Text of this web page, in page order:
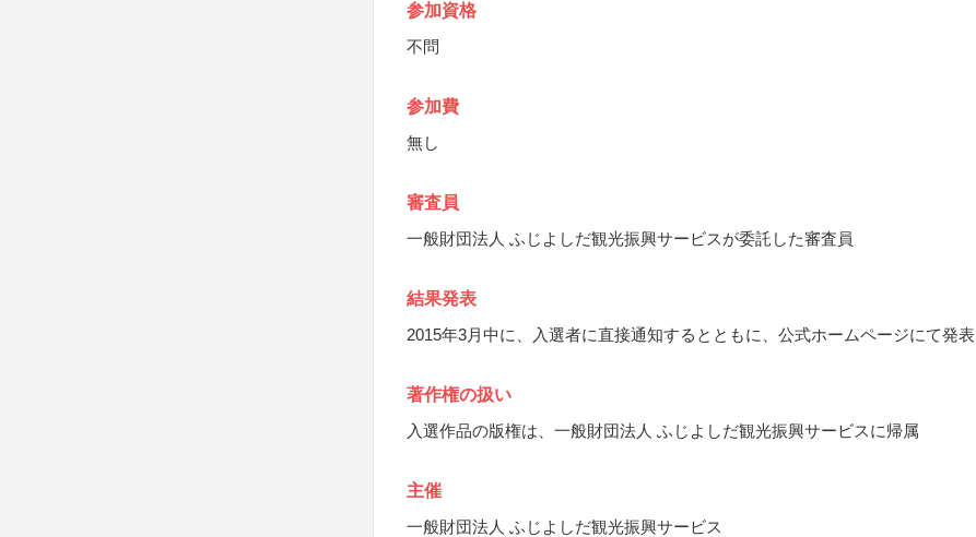
参加資格
不問
参加費
無し
審査員
一般財団法人 ふじよしだ観光振興サービスが委託した審査員
結果発表
2015年3月中に、入選者に直接通知するとともに、公式ホームページにて発表
著作権の扱い
入選作品の版権は、一般財団法人 ふじよしだ観光振興サービスに帰属
主催
一般財団法人 ふじよしだ観光振興サービス